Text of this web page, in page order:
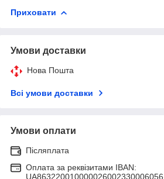
Приховати
Умови доставки
Нова Пошта
Всі умови доставки
Умови оплати
Післяплата
Оплата за реквізитами IBAN:
UA863220010000026002330006056